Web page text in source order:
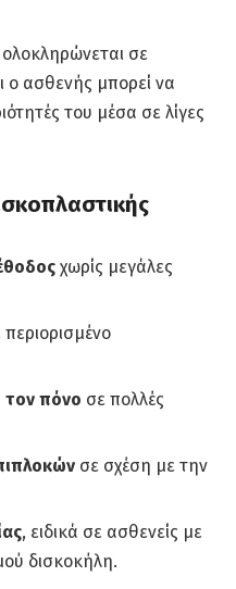
σε
ο ασθενής μπορεί να
του μέσα σε λίγες
χωρίς μεγάλες
περιορισμένο
πόνο σε πολλές
σε σχέση με την
, ειδικά σε ασθενείς με
δισκοκήλη.